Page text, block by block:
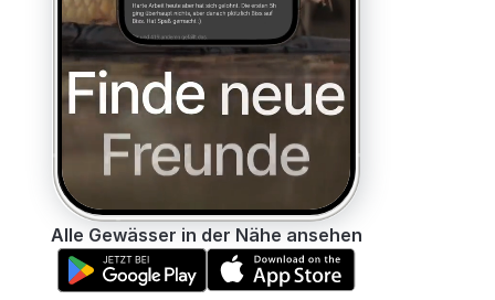
Alle Gewässer in der Nähe ansehen